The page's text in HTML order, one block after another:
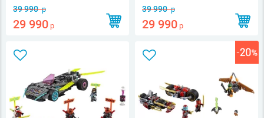
39 990р
29 990 р
39 990р
29 990 р